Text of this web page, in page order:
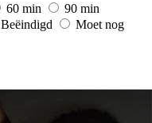
60 min
90 min
Beëindigd
Moet nog